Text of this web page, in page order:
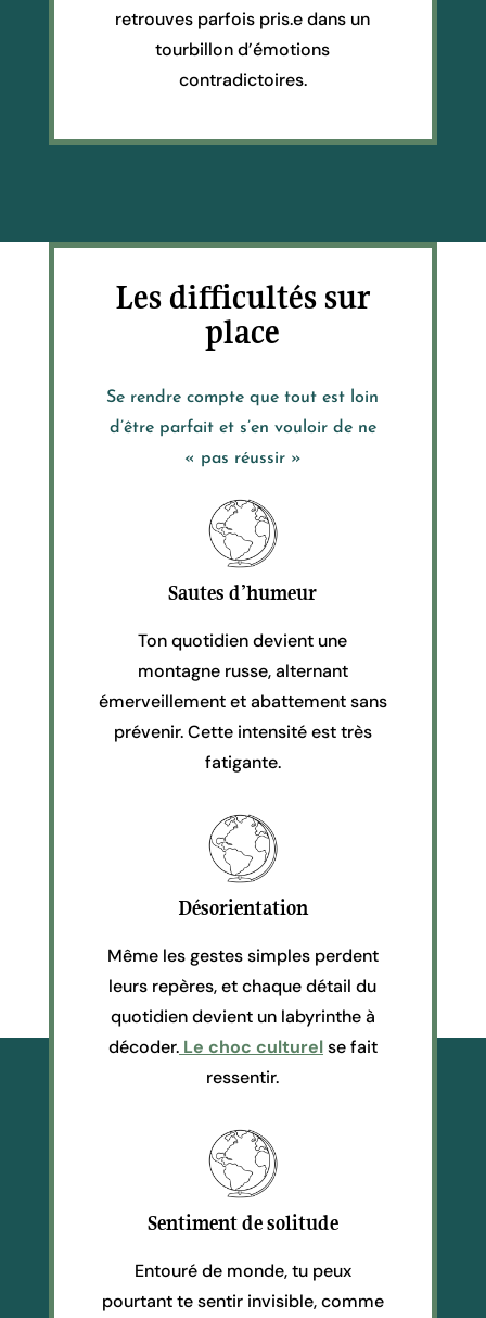
retrouves parfois pris.e dans un
tourbillon d’émotions
contradictoires.
Les difficultés sur
place
Se rendre compte que tout est loin
d’être parfait et s’en vouloir de ne
« pas réussir »
Sautes d’humeur
Ton quotidien devient une
montagne russe, alternant
émerveillement et abattement sans
prévenir. Cette intensité est très
fatigante.
Désorientation
Même les gestes simples perdent
leurs repères, et chaque détail du
quotidien devient un labyrinthe à
décoder.Le choc culturelse fait
ressentir.
Sentiment de solitude
Entouré de monde, tu peux
pourtant te sentir invisible, comme